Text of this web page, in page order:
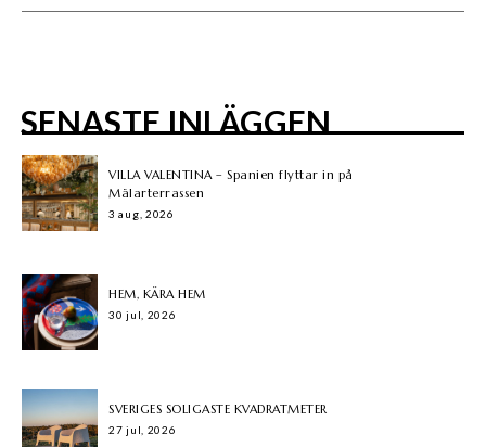
SENASTE INLÄGGEN
VILLA VALENTINA – Spanien flyttar in på
Mälarterrassen
3 aug, 2026
HEM, KÄRA HEM
30 jul, 2026
SVERIGES SOLIGASTE KVADRATMETER
27 jul, 2026